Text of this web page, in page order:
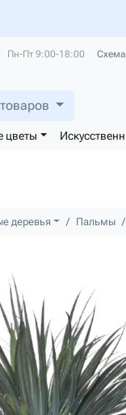
Пн-Пт 9:00-18:00
цветы
деревья Пальмы